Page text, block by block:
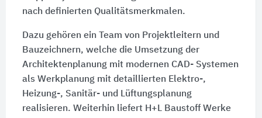
nach definierten Qualitätsmerkmalen.
Dazu gehören ein Team von Projektleitern und
Bauzeichnern, welche die Umsetzung der
Architektenplanung mit modernen CAD- Systemen
als Werkplanung mit detaillierten Elektro-,
Heizung-, Sanitär- und Lüftungsplanung
realisieren. Weiterhin liefert H+L Baustoff Werke